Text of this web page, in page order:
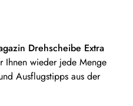
Drehscheibe Extra
wieder jede Menge
Ausflugstipps aus der